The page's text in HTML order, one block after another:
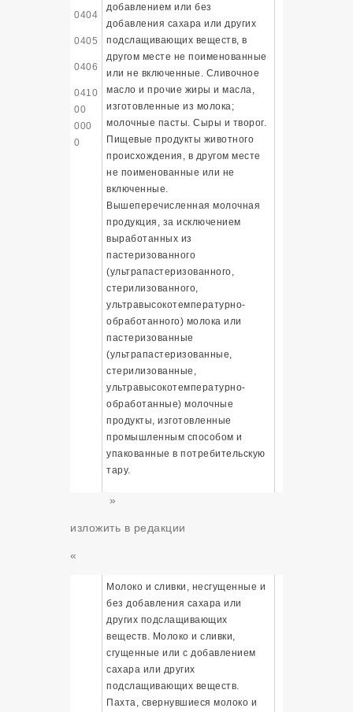
0404
0405
0406
0410
00
000
0
добавлением или без
добавления сахара или других
подслащивающих веществ, в
другом месте не поименованные
или не включенные. Сливочное
масло и прочие жиры и масла,
изготовленные из молока;
молочные пасты. Сыры и творог.
Пищевые продукты животного
происхождения, в другом месте
не поименованные или не
включенные.
Вышеперечисленная молочная
продукция, за исключением
выработанных из
пастеризованного
(ультрапастеризованного,
стерилизованного,
ультравысокотемпературно-
обработанного) молока или
пастеризованные
(ультрапастеризованные,
стерилизованные,
ультравысокотемпературно-
обработанные) молочные
продукты, изготовленные
промышленным способом и
упакованные в потребительскую
тару.
»
изложить в редакции
«
Молоко и сливки, несгущенные и
без добавления сахара или
других подслащивающих
веществ. Молоко и сливки,
сгущенные или с добавлением
сахара или других
подслащивающих веществ.
Пахта, свернувшиеся молоко и